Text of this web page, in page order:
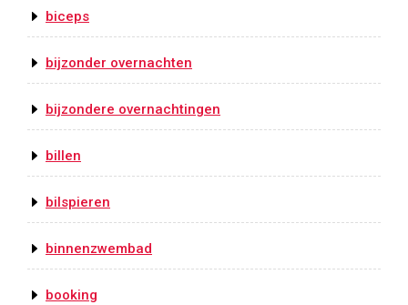
biceps
bijzonder overnachten
bijzondere overnachtingen
billen
bilspieren
binnenzwembad
booking